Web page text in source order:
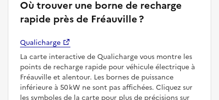
Où trouver une borne de recharge
rapide près de Fréauville ?
Qualicharge
La carte interactive de Qualicharge vous montre les
points de recharge rapide pour véhicule électrique à
Fréauville et alentour. Les bornes de puissance
inférieure à 50 kW ne sont pas affichées. Cliquez sur
les symboles de la carte pour plus de précisions sur